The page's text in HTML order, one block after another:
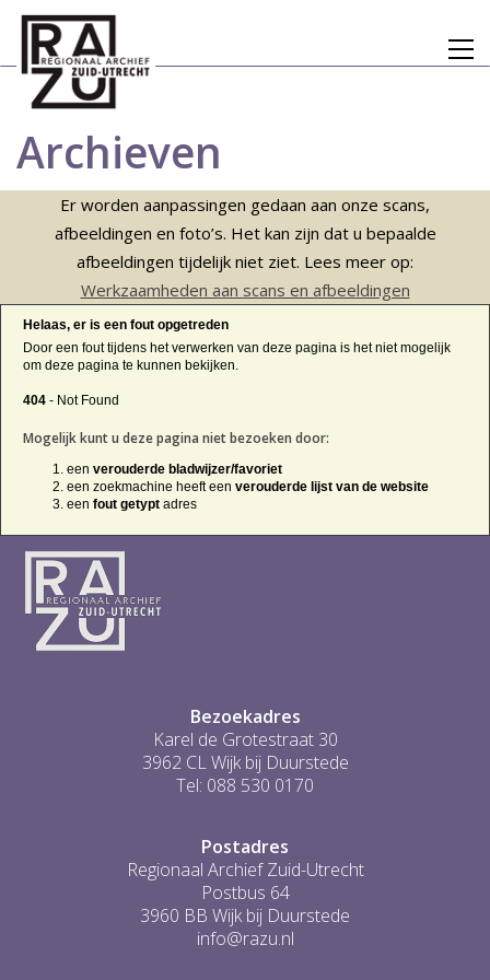
Archieven
Er worden aanpassingen gedaan aan onze scans,
afbeeldingen en foto’s. Het kan zijn dat u bepaalde
afbeeldingen tijdelijk niet ziet. Lees meer op:
Werkzaamheden aan scans en afbeeldingen
Helaas, er is een fout opgetreden
Door een fout tijdens het verwerken van deze pagina is het niet mogelijk
om deze pagina te kunnen bekijken.
404 - Not Found
Mogelijk kunt u deze pagina niet bezoeken door:
een verouderde bladwijzer/favoriet
een zoekmachine heeft een verouderde lijst van de website
een fout getypt adres
Bezoekadres
Karel de Grotestraat 30
3962 CL Wijk bij Duurstede
Tel: 088 530 0170
Postadres
Regionaal Archief Zuid-Utrecht
Postbus 64
3960 BB Wijk bij Duurstede
info@razu.nl